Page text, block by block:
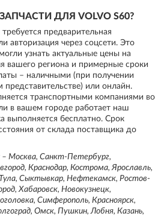
ДЛЯ VOLVO S60?
предварительная
авторизация через соцсети. Это
узнать актуальные цены на
вашего региона и примерные сроки
– наличными (при получении
представительстве) или онлайн.
транспортными компаниями во
в вашем городе работает наш
выполняется бесплатно. Срок
от склада поставщика до
– Москва, Санкт-Петербург,
Краснодар, Кострома, Ярославль,
Сыктывкар, Нефтекамск, Ростов-
Хабаровск, Новокузнецк,
Симферополь, Красноярск,
Омск, Пушкин, Лобня, Казань,